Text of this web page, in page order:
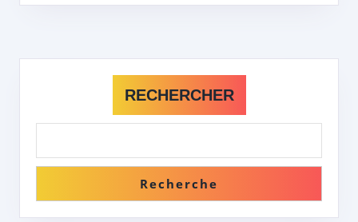
RECHERCHER
Recherche